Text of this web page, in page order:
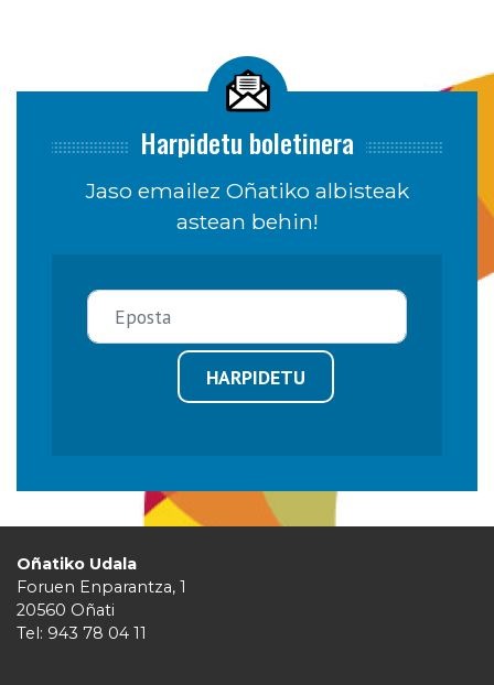
Harpidetu boletinera
Jaso emailez Oñatiko albisteak
astean behin!
HARPIDETU
Oñatiko Udala
Foruen Enparantza, 1
20560 Oñati
Tel: 943 78 04 11